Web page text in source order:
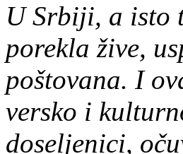
U Srbiji, a isto
porekla žive,
poštovana. I
versko i
doseljenici,